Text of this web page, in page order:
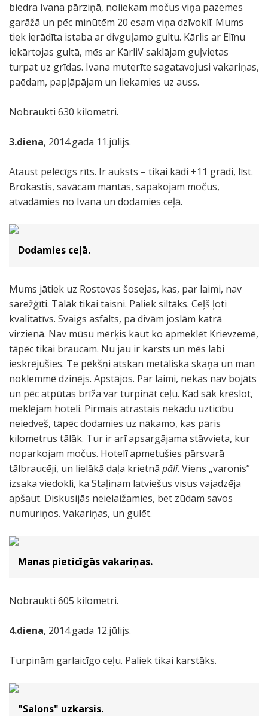
biedra Ivana pārziņā, noliekam močus viņa pazemes
garāžā un pēc minūtēm 20 esam viņa dzīvoklī. Mums
tiek ierādīta istaba ar divguļamo gultu. Kārlis ar Elīnu
iekārtojas gultā, mēs ar KārliV saklājam guļvietas
turpat uz grīdas. Ivana muterīte sagatavojusi vakariņas,
paēdam, papļāpājam un liekamies uz auss.
Nobraukti 630 kilometri.
3.diena, 2014.gada 11.jūlijs.
Ataust pelēcīgs rīts. Ir auksts – tikai kādi +11 grādi, līst.
Brokastis, savācam mantas, sapakojam močus,
atvadāmies no Ivana un dodamies ceļā.
Dodamies ceļā.
Mums jātiek uz Rostovas šosejas, kas, par laimi, nav
sarežģīti. Tālāk tikai taisni. Paliek siltāks. Ceļš ļoti
kvalitatīvs. Svaigs asfalts, pa divām joslām katrā
virzienā. Nav mūsu mērķis kaut ko apmeklēt Krievzemē,
tāpēc tikai braucam. Nu jau ir karsts un mēs labi
ieskrējušies. Te pēkšņi atskan metāliska skaņa un man
noklemmē dzinējs. Apstājos. Par laimi, nekas nav bojāts
un pēc atpūtas brīža var turpināt ceļu. Kad sāk krēslot,
meklējam hoteli. Pirmais atrastais nekādu uzticību
neiedveš, tāpēc dodamies uz nākamo, kas pāris
kilometrus tālāk. Tur ir arī apsargājama stāvvieta, kur
noparkojam močus. Hotelī apmetušies pārsvarā
tālbraucēji, un lielākā daļa krietnā pālī. Viens „varonis”
izsaka viedokli, ka Staļinam latviešus visus vajadzēja
apšaut. Diskusijās neielaižamies, bet zūdam savos
numuriņos. Vakariņas, un gulēt.
Manas pieticīgās vakariņas.
Nobraukti 605 kilometri.
4.diena, 2014.gada 12.jūlijs.
Turpinām garlaicīgo ceļu. Paliek tikai karstāks.
"Salons" uzkarsis.